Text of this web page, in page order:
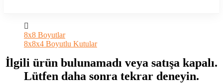
8x8 Boyutlar
8x8x4 Boyutlu Kutular
İlgili ürün bulunamadı veya satışa kapalı.
Lütfen daha sonra tekrar deneyin.